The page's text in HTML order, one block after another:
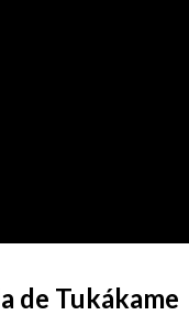
de Tukákame